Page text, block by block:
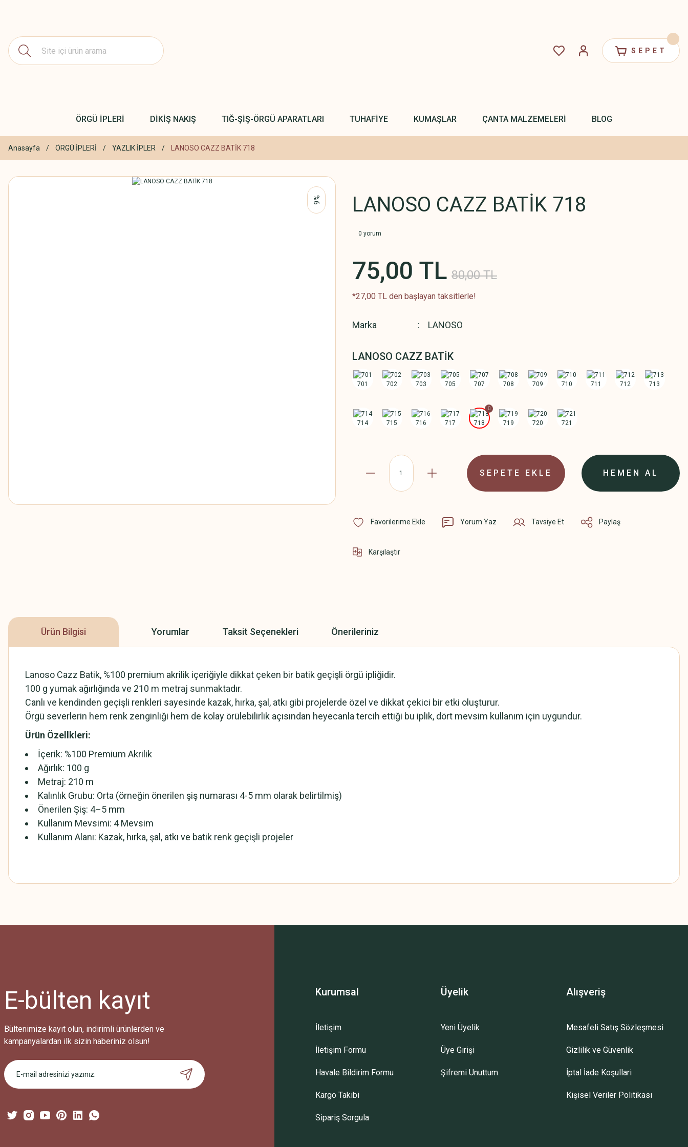
SEPET
ÖRGÜ İPLERİ DİKİŞ NAKIŞ TIĞ-ŞİŞ-ÖRGÜ APARATLARI TUHAFİYE KUMAŞLAR ÇANTA MALZEMELERİ BLOG
Anasayfa ÖRGÜ İPLERİ YAZLIK İPLER LANOSO CAZZ BATİK 718
%6 LANOSO CAZZ BATİK 718
0 yorum
75,00 TL 80,00 TL
*27,00 TL den başlayan taksitlerle!
Marka LANOSO
LANOSO CAZZ BATİK
SEPETE EKLE HEMEN AL
Yorum Yaz Tavsiye Et Paylaş
Karşılaştır
Ürün Bilgisi Yorumlar Taksit Seçenekleri Önerileriniz
Lanoso Cazz Batik, %100 premium akrilik içeriğiyle dikkat çeken bir batik geçişli örgü ipliğidir.
100 g yumak ağırlığında ve 210 m metraj sunmaktadır.
Canlı ve kendinden geçişli renkleri sayesinde kazak, hırka, şal, atkı gibi projelerde özel ve dikkat çekici bir etki oluşturur.
Örgü severlerin hem renk zenginliği hem de kolay örülebilirlik açısından heyecanla tercih ettiği bu iplik, dört mevsim kullanım için uygundur.
Ürün Özellkleri:
İçerik: %100 Premium Akrilik
Ağırlık: 100 g
Metraj: 210 m
Kalınlık Grubu: Orta (örneğin önerilen şiş numarası 4-5 mm olarak belirtilmiş)
Önerilen Şiş: 4–5 mm
Kullanım Mevsimi: 4 Mevsim
Kullanım Alanı: Kazak, hırka, şal, atkı ve batik renk geçişli projeler
Bu ürüne ilk yorumu siz yapın!
Bu ürüne benzer farklı alternatifler olmalı.
Gönder
E-bülten kayıt
Bültenimize kayıt olun, indirimli ürünlerden ve
kampanyalardan ilk sizin haberiniz olsun!
Kurumsal
İletişim
İletişim Formu
Havale Bildirim Formu
Kargo Takibi
Sipariş Sorgula
Üyelik
Yeni Üyelik
Üye Girişi
Şifremi Unuttum
Alışveriş
Mesafeli Satış Sözleşmesi
Gizlilik ve Güvenlik
İptal İade Koşullari
Kişisel Veriler Politikası